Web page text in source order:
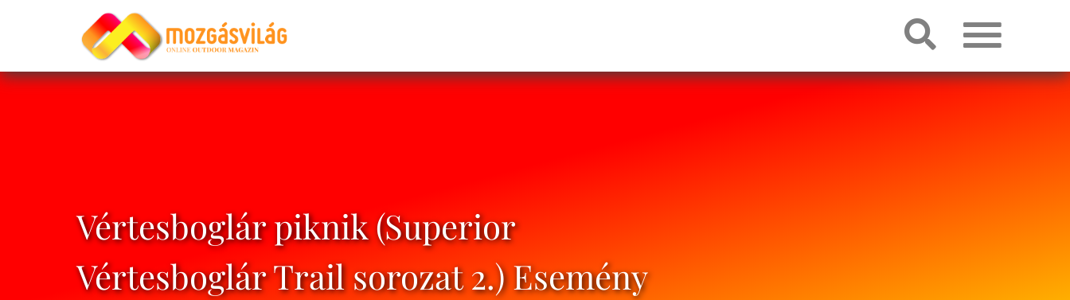
Vértesboglár piknik (Superior
Vértesboglár Trail sorozat 2.) Esemény